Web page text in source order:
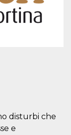
disturbi che
e
sito, ma un
buon esempio è
mantenere uno
dei pagamenti,
facilitando la